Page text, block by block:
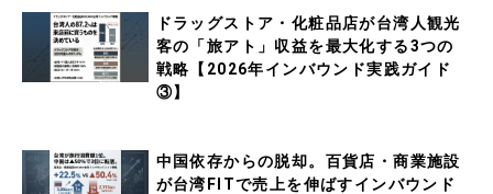
ドラッグストア・化粧品店が台湾人観光
客の「旅アト」収益を最大化する3つの
戦略【2026年インバウンド実践ガイド
③】
中国依存からの脱却。百貨店・商業施設
が台湾FITで売上を伸ばすインバウンド